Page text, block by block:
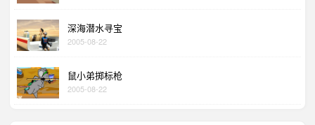
深海潜水寻宝
2005-08-22
鼠小弟掷标枪
2005-08-22